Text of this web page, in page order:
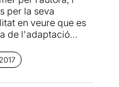
per la seva
en veure que es
de l'adaptació
que hi hagués
en català i la